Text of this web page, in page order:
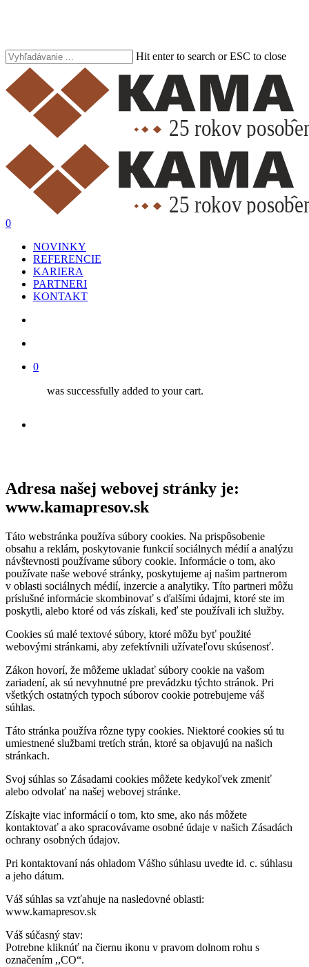
content
Hit enter to search or ESC to close
Close
Search
search
account
0
NOVINKY
REFERENCIE
KARIERA
PARTNERI
KONTAKT
0
was successfully added to your cart.
Adresa našej webovej stránky je:
www.kamapresov.sk
Táto webstránka používa súbory cookies. Na prispôsobenie
obsahu a reklám, poskytovanie funkcií sociálnych médií a analýzu
návštevnosti používame súbory cookie. Informácie o tom, ako
používate naše webové stránky, poskytujeme aj našim partnerom
v oblasti sociálnych médií, inzercie a analytiky. Títo partneri môžu
príslušné informácie skombinovať s ďalšími údajmi, ktoré ste im
poskytli, alebo ktoré od vás získali, keď ste používali ich služby.
Cookies sú malé textové súbory, ktoré môžu byť použité
webovými stránkami, aby zefektívnili užívateľovu skúsenosť.
Zákon hovorí, že môžeme ukladať súbory cookie na vašom
zariadení, ak sú nevyhnutné pre prevádzku týchto stránok. Pri
všetkých ostatných typoch súborov cookie potrebujeme váš
súhlas.
Táto stránka používa rôzne typy cookies. Niektoré cookies sú tu
umiestnené službami tretích strán, ktoré sa objavujú na našich
stránkach.
Svoj súhlas so Zásadami cookies môžete kedykoľvek zmeniť
alebo odvolať na našej webovej stránke.
Získajte viac informácií o tom, kto sme, ako nás môžete
kontaktovať a ako spracovávame osobné údaje v našich Zásadách
ochrany osobných údajov.
Pri kontaktovaní nás ohladom Vášho súhlasu uvedte id. c. súhlasu
a jeho dátum.
Váš súhlas sa vzťahuje na nasledovné oblasti:
www.kamapresov.sk
Váš súčasný stav:
Potrebne kliknúť na čiernu ikonu v pravom dolnom rohu s
označením ,,CO“.